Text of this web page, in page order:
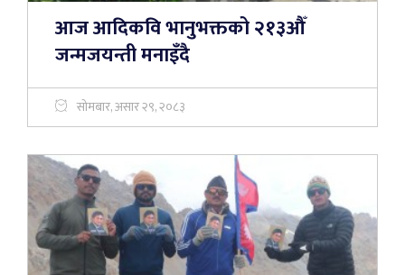
आज आदिकवि भानुभक्तको २१३औँ
जन्मजयन्ती मनाइँदै
सोमबार, असार २९, २०८३